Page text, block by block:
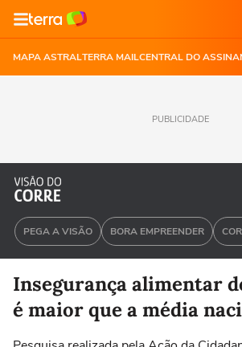
MAPA ASTRALTERRA MAILCENTRAL DO
PUBLICIDADE
PEGA A VISÃO BORA EMPREENDER
Insegurança alimentar
é maior que a média